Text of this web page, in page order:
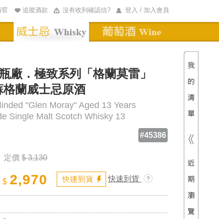
登入 / 加入會員
沒有收到確認信?
追蹤酒款
廠．極致系列「格蘭莫雷」
蘭威士忌原酒
"Glen Moray" Aged 13 Years
Single Malt Scotch Whisky 13
#45386
定價$ 3,130
$ 2,970 快速到貨